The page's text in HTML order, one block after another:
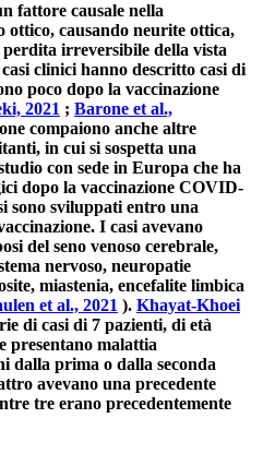
fattore causale nella
ottico, causando neurite ottica,
irreversibile della vista
clinici hanno descritto casi di
poco dopo la vaccinazione
2021 ; Barone et al.,
compaiono anche altre
in cui si sospetta una
con sede in Europa che ha
dopo la vaccinazione COVID-
sono sviluppati entro una
I casi avevano
del seno venoso cerebrale,
nervoso, neuropatie
miastenia, encefalite limbica
et al., 2021 ). Khayat-Khoei
di casi di 7 pazienti, di età
presentano malattia
dalla prima o dalla seconda
avevano una precedente
tre erano precedentemente